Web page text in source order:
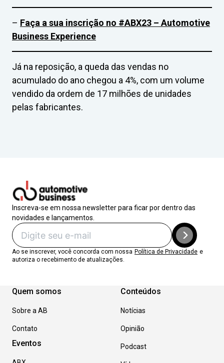
– Faça a sua inscrição no #ABX23 – Automotive
Business Experience
Já na reposição, a queda das vendas no
acumulado do ano chegou a 4%, com um volume
vendido da ordem de 17 milhões de unidades
pelas fabricantes.
Inscreva-se em nossa newsletter para ficar por dentro das
novidades e lançamentos.
Ao se inscrever, você concorda com nossa Política de Privacidade e
autoriza o recebimento de atualizações.
Quem somos
Sobre a AB
Contato
Eventos
Conteúdos
Notícias
Opinião
Podcast